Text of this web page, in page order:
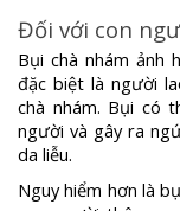
Đối với con
Bụi chà nhám ảnh
đặc biệt là người
chà nhám. Bụi có
người và gây ra
da liễu.
Nguy hiểm hơn là